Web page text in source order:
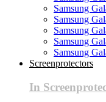
Samsung
Samsung
Samsung
Samsung
Samsung
Screenprotectors
In